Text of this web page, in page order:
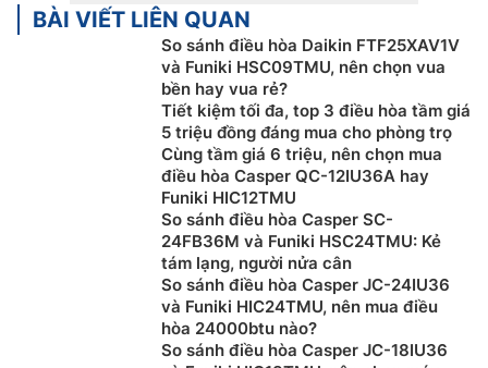
năng, chế độ thông minh cũng như thân thiện với môi
trường hơn. Ngày nay, điều hòa, máy lạnh được sử
dụng trong nhiều lĩnh vực khác nhau, không chỉ trong
đời sống thường ngày mà còn trong sản xuất, y tế,
kiến trúc, xây dựng, thương mại, giải trí…
BÀI VIẾT LIÊN QUAN
So sánh điều hòa Daikin FTF25XAV1V
và Funiki HSC09TMU, nên chọn vua
bền hay vua rẻ?
Tiết kiệm tối đa, top 3 điều hòa tầm giá
5 triệu đồng đáng mua cho phòng trọ
Cùng tầm giá 6 triệu, nên chọn mua
điều hòa Casper QC-12IU36A hay
Funiki HIC12TMU
So sánh điều hòa Casper SC-
24FB36M và Funiki HSC24TMU: Kẻ
tám lạng, người nửa cân
So sánh điều hòa Casper JC-24IU36
và Funiki HIC24TMU, nên mua điều
hòa 24000btu nào?
So sánh điều hòa Casper JC-18IU36